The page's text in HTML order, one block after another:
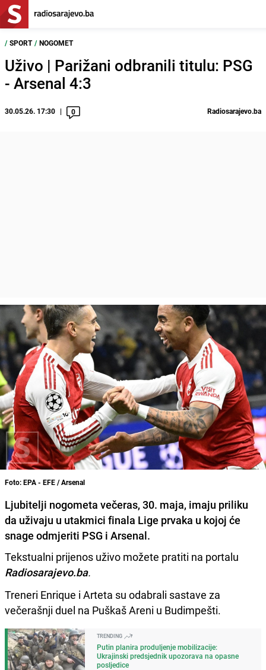
/ SPORT / NOGOMET
Uživo | Parižani odbranili titulu: PSG
- Arsenal 4:3
30.05.26. 17:30 0 Radiosarajevo.ba
Foto: EPA - EFE / Arsenal
Ljubitelji nogometa večeras, 30. maja, imaju priliku
da uživaju u utakmici finala Lige prvaka u kojoj će
snage odmjeriti PSG i Arsenal.
Tekstualni prijenos uživo možete pratiti na portalu
Radiosarajevo.ba.
Treneri Enrique i Arteta su odabrali sastave za
večerašnji duel na Puškaš Areni u Budimpešti.
TRENDING
Putin planira produljenje mobilizacije:
Ukrajinski predsjednik upozorava na opasne
posljedice